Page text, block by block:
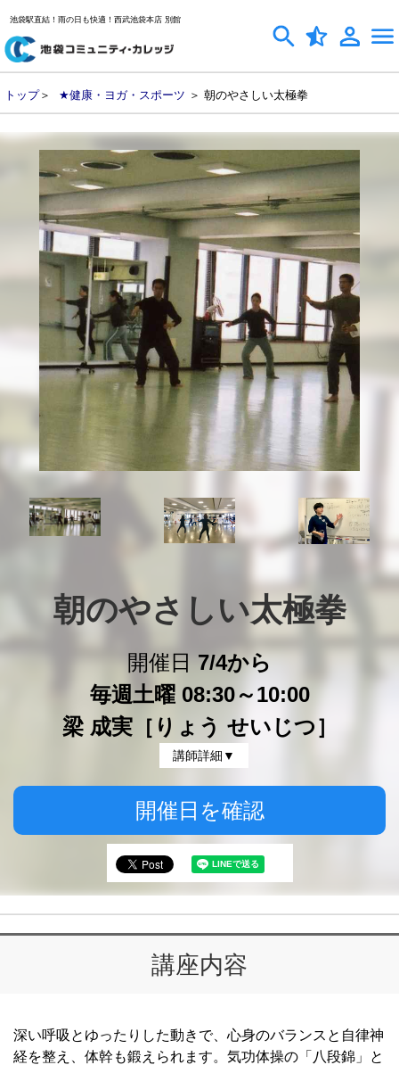
池袋駅直結！雨の日も快適！西武池袋本店 別館
トップ＞ ★健康・ヨガ・スポーツ ＞ 朝のやさしい太極拳
朝のやさしい太極拳
開催日 7/4から
毎週土曜 08:30～10:00
梁 成実［りょう せいじつ］
講師詳細▼
開催日を確認
講座内容
深い呼吸とゆったりした動きで、心身のバランスと自律神
経を整え、体幹も鍛えられます。気功体操の「八段錦」と